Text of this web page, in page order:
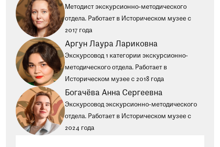
Методист экскурсионно-методического
отдела. Работает в Историческом музее c
2017 года
Аргун Лаура Лариковна
Экскурсовод 1 категории экскурсионно-
методического отдела. Работает в
Историческом музее с 2018 года
Богачёва Анна Сергеевна
Экскурсовод экскурсионно-методического
отдела. Работает в Историческом музее с
2024 года